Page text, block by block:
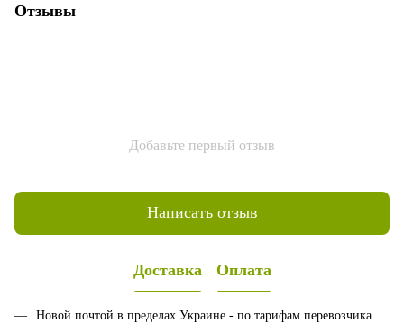
Отзывы
Добавьте первый отзыв
Написать отзыв
Доставка Оплата
Новой почтой в пределах Украине - по тарифам перевозчика.